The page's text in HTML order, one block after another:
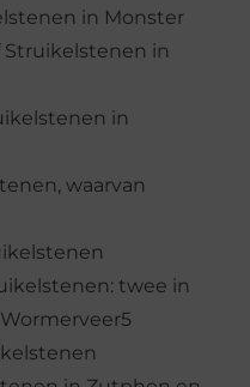
in Monster
Struikelstenen in
in
waarvan
twee in